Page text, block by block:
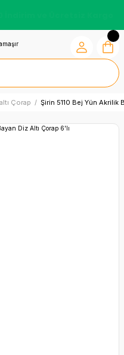
Çorap Şirin 5110 Bej Yün Akrilik